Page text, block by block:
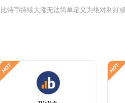
比特币持续大涨无法简单定义为绝对利好